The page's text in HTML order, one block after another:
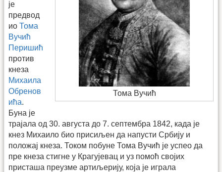
Тома Вучић
је
предвод
ио Тома
Вучић
Перишић
против
кнеза
Михаила
Обренов
ића.
Буна је
трајала од 30. августа до 7. септембра 1842, када је
кнез Михаило био присиљен да напусти Србију и
положај кнеза. Током побуне Тома Вучић је успео да
пре кнеза стигне у Крагујевац и уз помоћ својих
присташа преузме артиљерију, која је играла